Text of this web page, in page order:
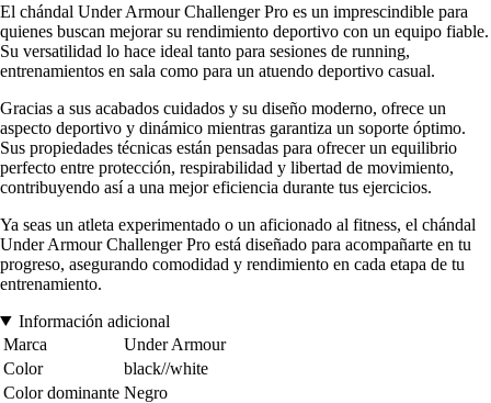
El chándal Under Armour Challenger Pro es un imprescindible para
quienes buscan mejorar su rendimiento deportivo con un equipo fiable.
Su versatilidad lo hace ideal tanto para sesiones de running,
entrenamientos en sala como para un atuendo deportivo casual.
Gracias a sus acabados cuidados y su diseño moderno, ofrece un
aspecto deportivo y dinámico mientras garantiza un soporte óptimo.
Sus propiedades técnicas están pensadas para ofrecer un equilibrio
perfecto entre protección, respirabilidad y libertad de movimiento,
contribuyendo así a una mejor eficiencia durante tus ejercicios.
Ya seas un atleta experimentado o un aficionado al fitness, el chándal
Under Armour Challenger Pro está diseñado para acompañarte en tu
progreso, asegurando comodidad y rendimiento en cada etapa de tu
entrenamiento.
Información adicional
Marca
Under Armour
Color
black//white
Color dominante Negro